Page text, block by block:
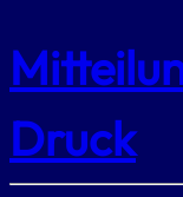
Druck